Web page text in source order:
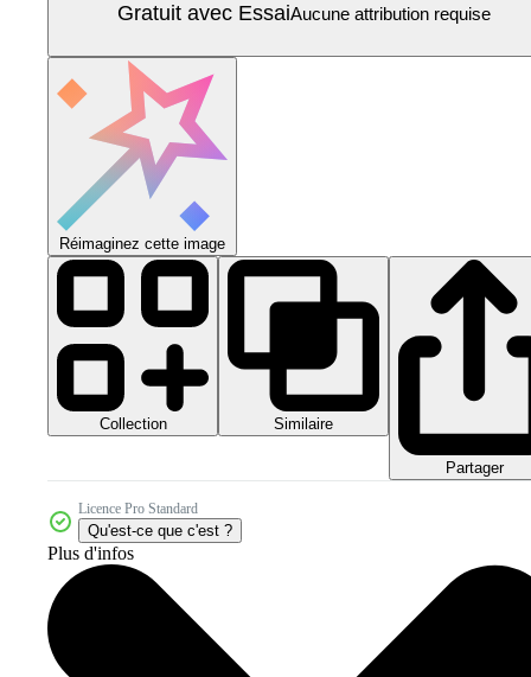
Gratuit avec EssaiAucune attribution requise
Réimaginez cette image
Collection Similaire
Partager
Licence Pro Standard
Qu'est-ce que c'est ?
Plus d'infos